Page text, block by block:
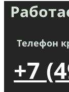
Телефон
+7